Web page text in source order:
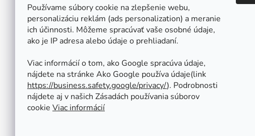
Používame súbory cookie na zlepšenie webu,
personalizáciu reklám (ads personalization) a meranie
ich účinnosti. Môžeme spracúvať vaše osobné údaje,
ako je IP adresa alebo údaje o prehliadaní.
Viac informácií o tom, ako Google spracúva údaje,
nájdete na stránke Ako Google používa údaje(link
https://business.safety.google/privacy/⁩). Podrobnosti
nájdete aj v našich Zásadách používania súborov
cookie Viac informácií
Štefan Široký - Kovoinox
Cukrová 10
917 01 Trnava
Slovensko
IČ: 37 571 451
IČ DPH: SK 1020347779
Po-Pa: 08:00 - 12:00 13:00 - 16:30
So - Ne : ZATVORENÉ
Tel.: +421 950 427 860
obchod@kovoinox.sk